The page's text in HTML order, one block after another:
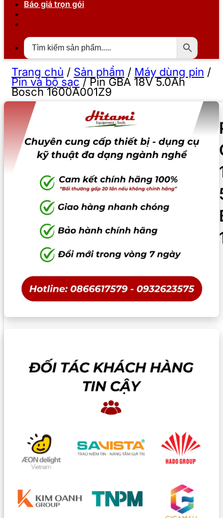
Báo giá trọn gói
Trang chủ / Sản phẩm / Máy dùng pin /
Pin và bộ sạc/Pin GBA 18V 5.0Ah
Bosch 1600A001Z9